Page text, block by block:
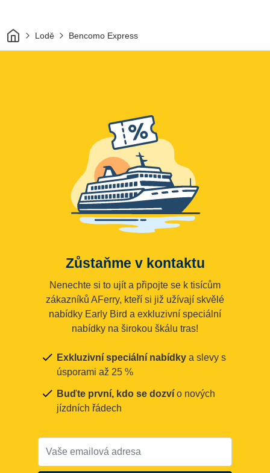
DomovLodě Bencomo Express
Zůstaňme v kontaktu
Nenechte si to ujít a připojte se k tisícům
zákazníků AFerry, kteří si již užívají skvělé
nabídky Early Bird a exkluzivní speciální
nabídky na širokou škálu tras!
Exkluzivní speciální nabídky a slevy s
úsporami až 25 %
Buďte první, kdo se dozví o nových
jízdních řádech